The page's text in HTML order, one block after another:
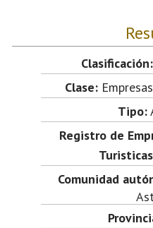
Clasificación:
Clase:
Tipo:
Registro de
Comunidad